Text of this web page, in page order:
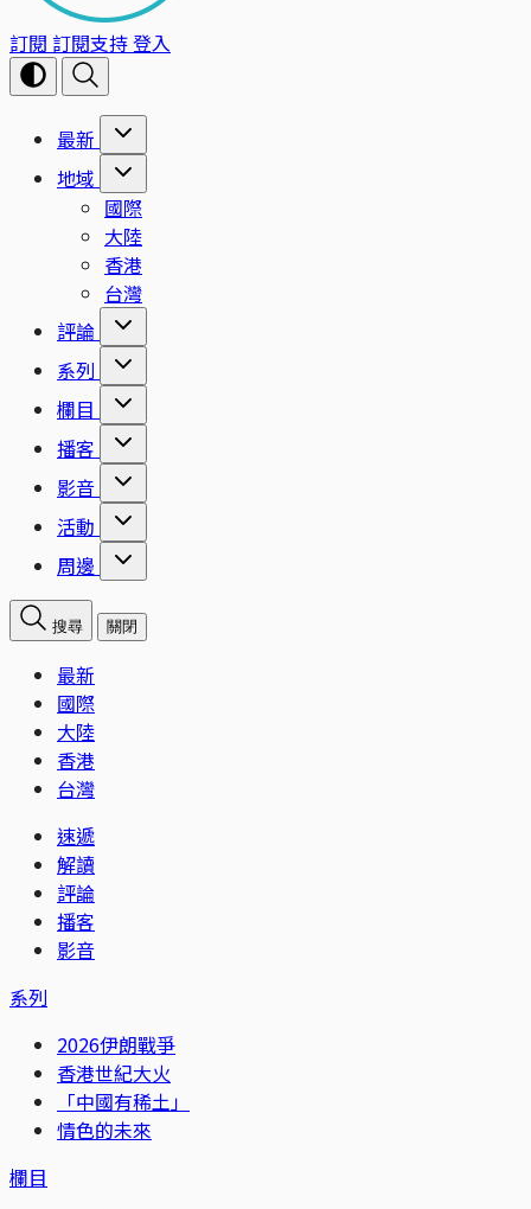
訂閱 訂閱支持登入
最新
地域
國際
大陸
香港
台灣
評論
系列
欄目
播客
影音
活動
周邊
搜尋 關閉
最新
國際
大陸
香港
台灣
速遞
解讀
評論
播客
影音
系列
2026伊朗戰爭
香港世紀大火
「中國有稀土」
情色的未來
欄目